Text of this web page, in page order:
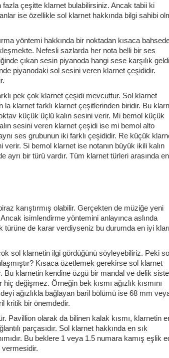
fazla çeşitte klarnet bulabilirsiniz. Ancak tabii ki
ise özellikle sol klarnet hakkında bilgi sahibi
yöntemi hakkında bir noktadan kısaca
Nefesli sazlarda her nota belli bir ses
çıkan sesin piyanoda hangi sese karşılık
piyanodaki sol sesini veren klarnet çeşididir.
pek çok klarnet çeşidi mevcuttur. Sol klarnet
la klarnet farklı klarnet çeşitlerinden biridir. Bu
küçük üçlü kalın sesini verir. Mi bemol küçük
sesini veren klarnet çeşidi ise mi bemol alto
ses grubunun iki farklı çeşididir. Re küçük
verir. Si bemol klarnet ise notanın büyük ikili kalın
bir türü vardır. Tüm klarnet türleri arasında en
karıştırmış olabilir. Gerçekten de müziğe yeni
isimlendirme yöntemini anlayınca aslında
de karar verdiyseniz bu durumda en iyi
sol klarnetin ilgi gördüğünü söyleyebiliriz. Peki sol
Kısaca özetlemek gerekirse sol klarnet
Bu klarnetin kendine özgü bir mandal ve delik
değişmez. Örneğin bek kısmı ağızlık kısmını
ağızlıkla bağlayan baril bölümü ise 68 mm
kritik bir önemdedir.
Pavillion olarak da bilinen kalak kısmı, klarnetin
parçasıdır. Sol klarnet hakkında en sık
Bu beklere 1 veya 1.5 numara kamış eşlik
vermesidir.